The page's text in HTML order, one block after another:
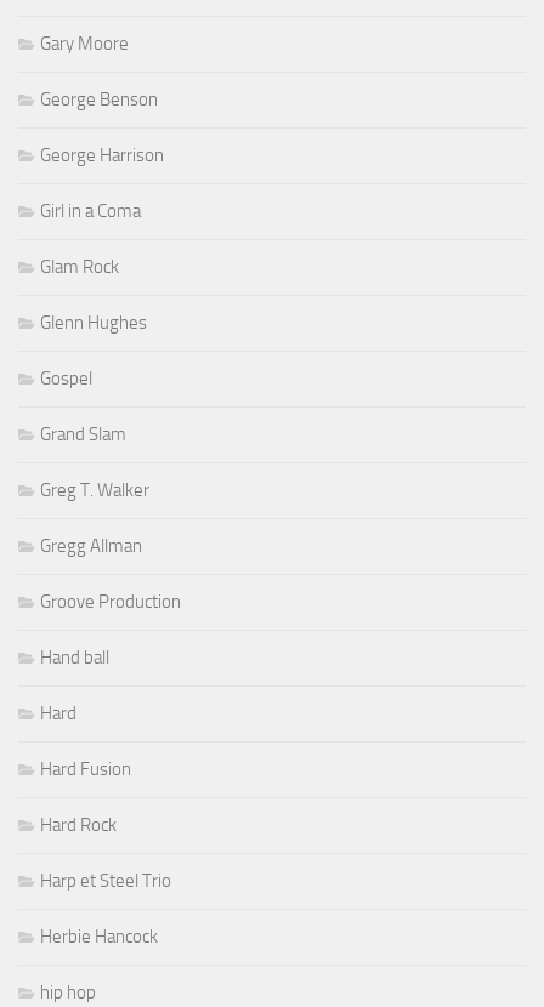
Gary Moore
George Benson
George Harrison
Girl in a Coma
Glam Rock
Glenn Hughes
Gospel
Grand Slam
Greg T. Walker
Gregg Allman
Groove Production
Hand ball
Hard
Hard Fusion
Hard Rock
Harp et Steel Trio
Herbie Hancock
hip hop